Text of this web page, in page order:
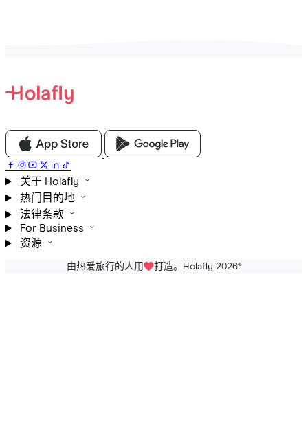
关于 Holafly
热门目的地
法律条款
For Business
资源
由热爱旅行的人用 打造。Holafly 2026®